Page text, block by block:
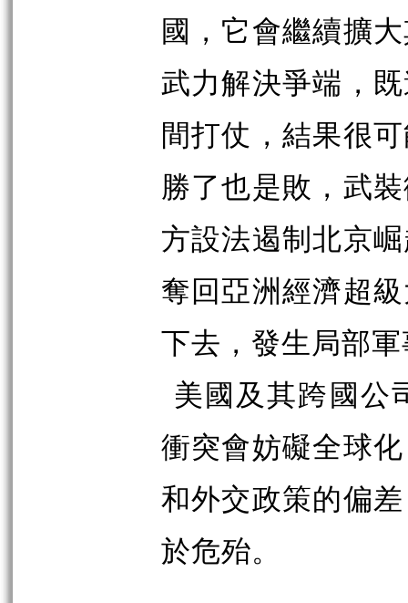
國，它會繼續擴
武力解決爭端，
間打仗，結果很
勝了也是敗，武
方設法遏制北京
奪回亞洲經濟超
下去，發生局部
美國及其跨國公
衝突會妨礙全球
和外交政策的偏
於危殆。